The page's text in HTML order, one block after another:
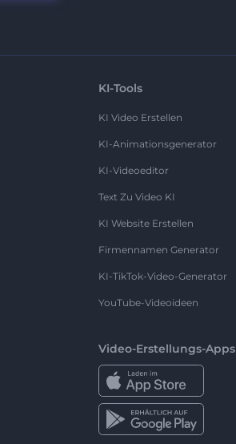
KI-Tools
KI Video Erstellen
KI-Animationsgenerator
KI-Videoeditor
Text Zu Video KI
KI Website Erstellen
Firmennamen Generator
KI-TikTok-Video-Generator
YouTube-Videoideen
Video-Erstellungs-Apps